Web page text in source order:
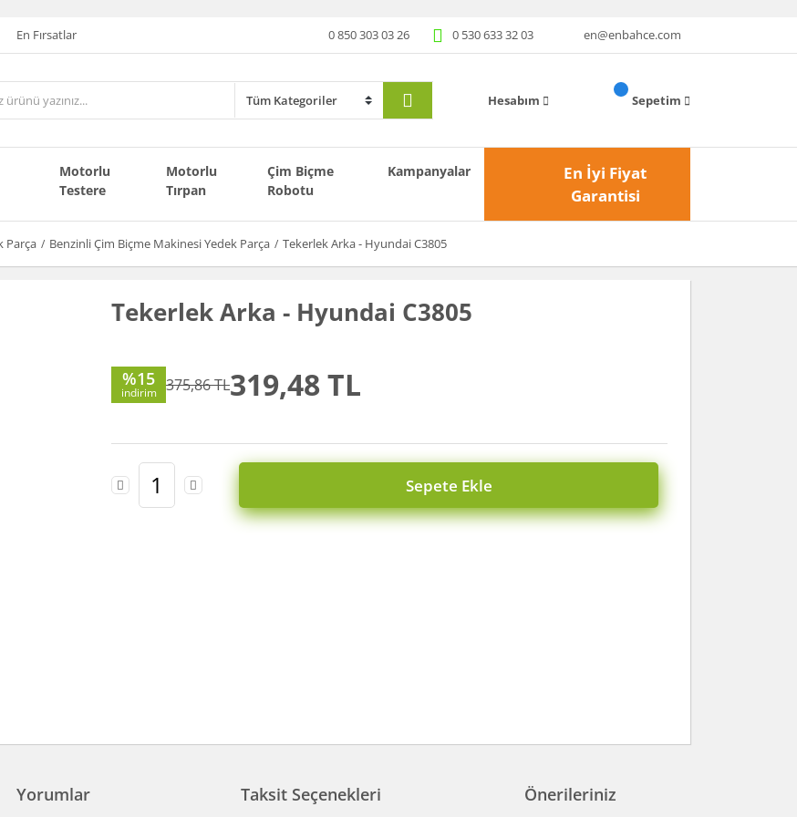
En Fırsatlar 0 850 303 03 26 0 530 633 32 03 en@enbahce.com
Hesabım Sepetim
Motorlu
Testere
Motorlu
Tırpan
Çim Biçme
Robotu
Kampanyalar
En İyi Fiyat
Garantisi
Parça Benzinli Çim Biçme Makinesi Yedek Parça Tekerlek Arka - Hyundai C3805
Tekerlek Arka - Hyundai C3805
%15
indirim 375,86 TL319,48 TL
Sepete Ekle
Yorumlar Taksit Seçenekleri Önerileriniz